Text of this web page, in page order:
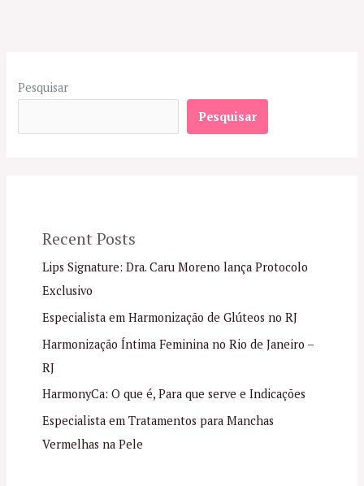
Pesquisar
Pesquisar
Recent Posts
Lips Signature: Dra. Caru Moreno lança Protocolo
Exclusivo
Especialista em Harmonização de Glúteos no RJ
Harmonização Íntima Feminina no Rio de Janeiro –
RJ
HarmonyCa: O que é, Para que serve e Indicações
Especialista em Tratamentos para Manchas
Vermelhas na Pele